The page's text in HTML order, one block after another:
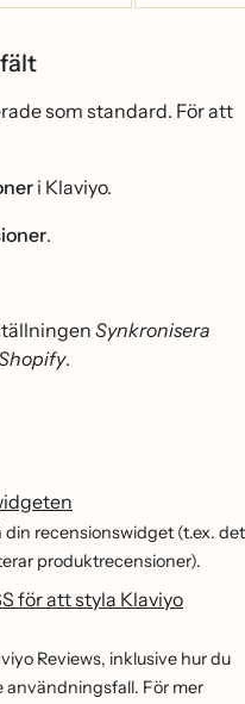
som standard. För att
i Klaviyo.
.
Synkronisera
.
recensionswidget (t.ex. det
produktrecensioner).
för att styla Klaviyo
Reviews, inklusive hur du
För mer